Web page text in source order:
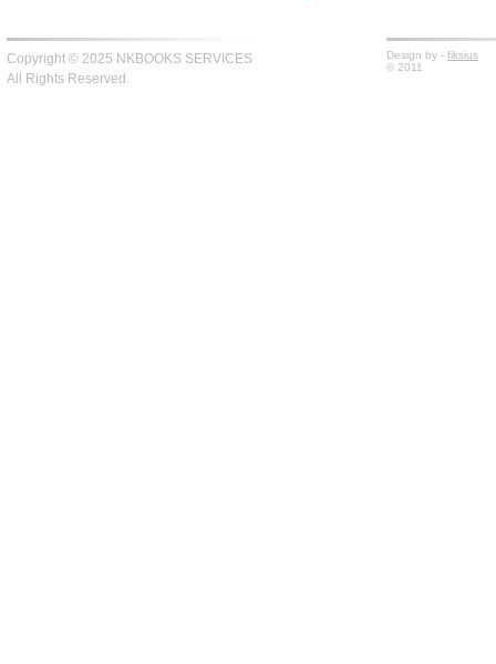
Copyright © 2025 NKBOOKS SERVICES
All Rights Reserved.
Design by - fiksius
© 2011